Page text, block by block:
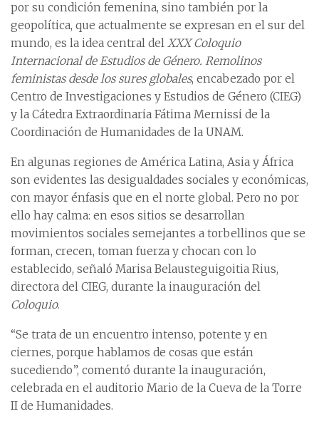
por su condición femenina, sino también por la
geopolítica, que actualmente se expresan en el sur del
mundo, es la idea central del XXX Coloquio
Internacional de Estudios de Género. Remolinos
feministas desde los sures globales, encabezado por el
Centro de Investigaciones y Estudios de Género (CIEG)
y la Cátedra Extraordinaria Fátima Mernissi de la
Coordinación de Humanidades de la UNAM.
En algunas regiones de América Latina, Asia y África
son evidentes las desigualdades sociales y económicas,
con mayor énfasis que en el norte global. Pero no por
ello hay calma: en esos sitios se desarrollan
movimientos sociales semejantes a torbellinos que se
forman, crecen, toman fuerza y chocan con lo
establecido, señaló Marisa Belausteguigoitia Rius,
directora del CIEG, durante la inauguración del
Coloquio.
“Se trata de un encuentro intenso, potente y en
ciernes, porque hablamos de cosas que están
sucediendo”, comentó durante la inauguración,
celebrada en el auditorio Mario de la Cueva de la Torre
II de Humanidades.